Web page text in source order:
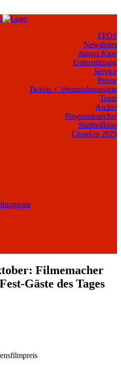
FFOS
Newsletter
Junges Kino
Unterstützung
Service
Presse
Tickets + Veranstaltungsorte
Team
Archiv
Programmarchiv
Stadtteilkino
CloseUp 2025
Filmemacher
Gäste des Tages